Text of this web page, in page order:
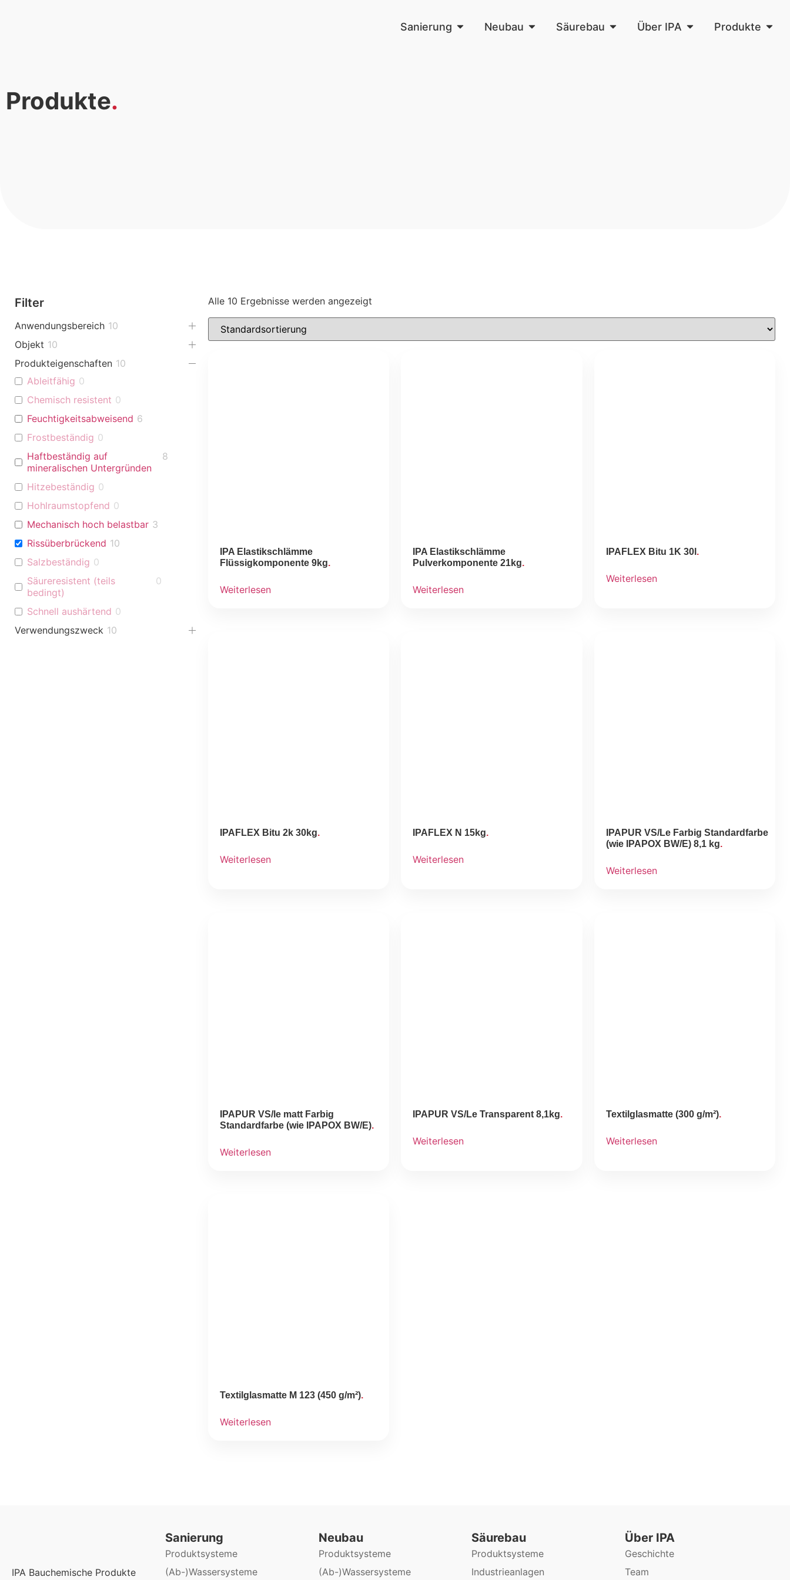
Sanierung Neubau Säurebau Über IPA Produkte
Produkte
Filter
Anwendungsbereich 10
Objekt 10
Produkteigenschaften 10
Ableitfähig 0
Chemisch resistent 0
Feuchtigkeitsabweisend 6
Frostbeständig 0
Haftbeständig auf
mineralischen Untergründen
8
Hitzebeständig 0
Hohlraumstopfend 0
Mechanisch hoch belastbar 3
Rissüberbrückend 10
Salzbeständig 0
Säureresistent (teils
bedingt)
0
Schnell aushärtend 0
Verwendungszweck 10
Alle 10 Ergebnisse werden angezeigt
IPA Elastikschlämme
Flüssigkomponente 9kg
Weiterlesen
IPA Elastikschlämme
Pulverkomponente 21kg
Weiterlesen
IPAFLEX Bitu 1K 30l
Weiterlesen
IPAFLEX Bitu 2k 30kg
Weiterlesen
IPAFLEX N 15kg
Weiterlesen
IPAPUR VS/Le Farbig Standardfarbe
(wie IPAPOX BW/E) 8,1 kg
Weiterlesen
IPAPUR VS/le matt Farbig
Standardfarbe (wie IPAPOX BW/E)
Weiterlesen
IPAPUR VS/Le Transparent 8,1kg
Weiterlesen
Textilglasmatte (300 g/m²)
Weiterlesen
Textilglasmatte M 123 (450 g/m²)
Weiterlesen
IPA Bauchemische Produkte
Sanierung
Produktsysteme
(Ab-)Wassersysteme
Neubau
Produktsysteme
(Ab-)Wassersysteme
Säurebau
Produktsysteme
Industrieanlagen
Über IPA
Geschichte
Team